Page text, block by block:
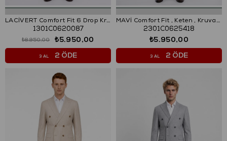
LACİVERT Comfort Fit 6 Drop Kruvaze Takım Elbise
1301C0620087
₺5.950,00
₺8.950,00
3 AL 2 ÖDE
MAVİ Comfort Fit , Keten , Kruvaze 6 Düğme , Çift Yırtmaçlı, Çizgili Takım Elbise
2301C0625418
₺5.950,00
3 AL 2 ÖDE